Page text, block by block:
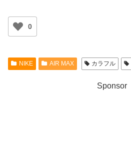
0
NIKE AIR MAX カラフル
Sponsor